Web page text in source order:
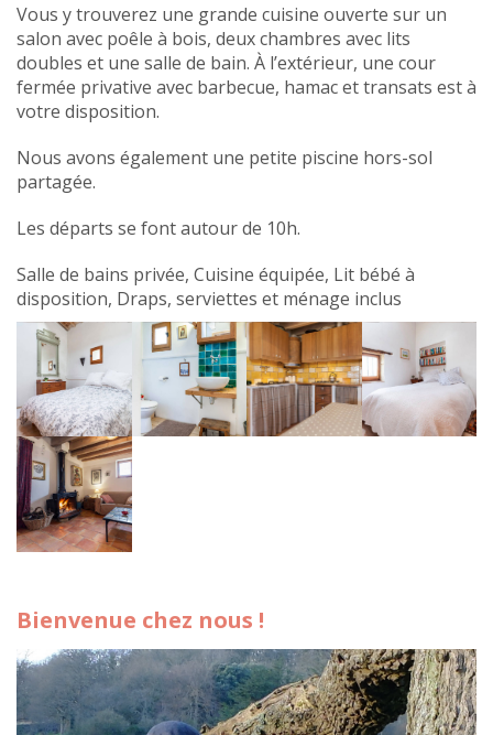
Vous y trouverez une grande cuisine ouverte sur un
salon avec poêle à bois, deux chambres avec lits
doubles et une salle de bain. À l’extérieur, une cour
fermée privative avec barbecue, hamac et transats est à
votre disposition.
Nous avons également une petite piscine hors-sol
partagée.
Les départs se font autour de 10h.
Salle de bains privée, Cuisine équipée, Lit bébé à
disposition, Draps, serviettes et ménage inclus
Bienvenue chez nous !